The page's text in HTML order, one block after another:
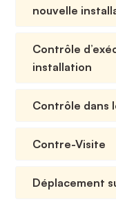
nouvelle
Contrôle
installation
Contrôle dans
Contre-Visite
Déplacement